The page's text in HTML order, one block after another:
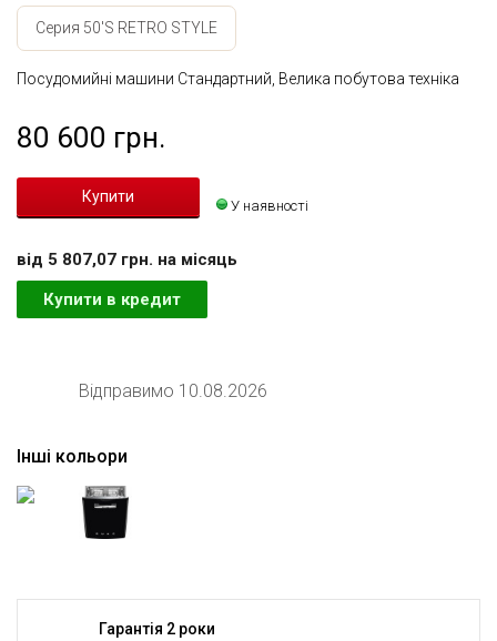
Серия 50'S RETRO STYLE
Посудомийні машини Стандартний, Велика побутова техніка
80 600 грн.
У наявності
вiд 5 807,07 грн. на мiсяць
Купити в кредит
Відправимо 10.08.2026
Інші кольори
Гарантія 2 роки